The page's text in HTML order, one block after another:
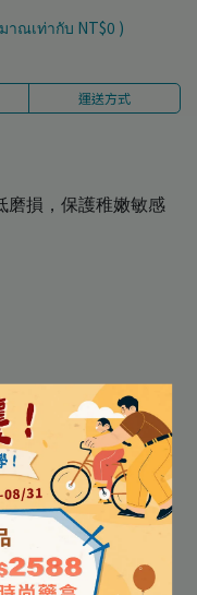
าณเท่ากับ NT$0 )
運送方式
磨損，保護稚嫩敏感
牙膏
乳牙專用)